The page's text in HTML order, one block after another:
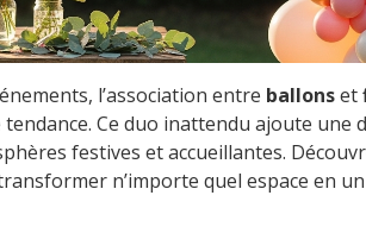
l’association entre ballonset
Ce duo inattendu ajoute une
festives et accueillantes.
n’importe quel espace en